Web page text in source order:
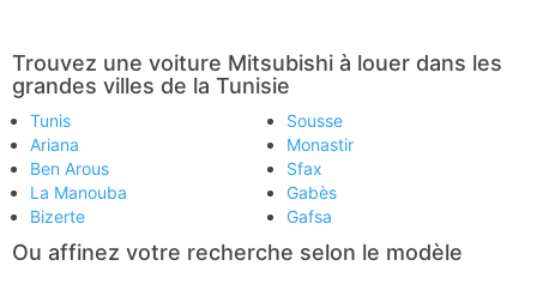
Trouvez une voiture Mitsubishi à louer dans les
grandes villes de la Tunisie
Tunis
Ariana
Ben Arous
La Manouba
Bizerte
Sousse
Monastir
Sfax
Gabès
Gafsa
Ou affinez votre recherche selon le modèle